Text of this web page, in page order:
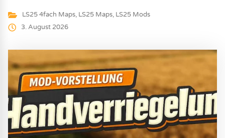
LS25 4fach Maps, LS25 Maps, LS25 Mods
3. August 2026